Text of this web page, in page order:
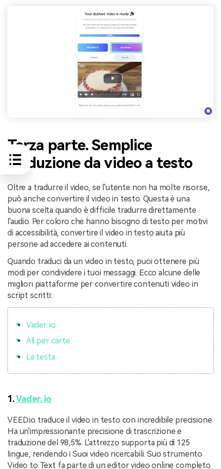
Terza parte. Semplice
traduzione da video a testo
Oltre a tradurre il video, se l'utente non ha molte risorse,
può anche convertire il video in testo. Questa è una
buona scelta quando è difficile tradurre direttamente
l'audio. Per coloro che hanno bisogno di testo per motivi
di accessibilità, convertire il video in testo aiuta più
persone ad accedere ai contenuti.
Quando traduci da un video in testo, puoi ottenere più
modi per condividere i tuoi messaggi. Ecco alcune delle
migliori piattaforme per convertire contenuti video in
script scritti:
Vader. io
Ali per carte
La testa
1.Vader. io
VEED.io traduce il video in testo con incredibile precisione.
Ha un'impressionante precisione di trascrizione e
traduzione del 98,5%. L'attrezzo supporta più di 125
lingue, rendendo i Suoi video ricercabili. Suo strumento
Video to Text fa parte di un editor video online completo.